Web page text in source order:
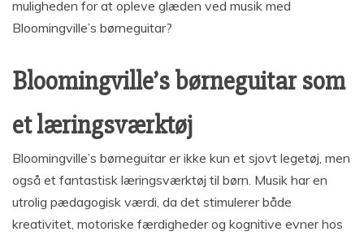
muligheden for at opleve glæden ved musik med
Bloomingville’s børneguitar?
Bloomingville’s børneguitar som
et læringsværktøj
Bloomingville’s børneguitar er ikke kun et sjovt legetøj, men
også et fantastisk læringsværktøj til børn. Musik har en
utrolig pædagogisk værdi, da det stimulerer både
kreativitet, motoriske færdigheder og kognitive evner hos